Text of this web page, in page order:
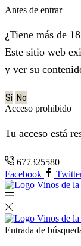
Antes de entrar
¿Tiene más de
Este sitio web
y ver su
Sí No
Acceso prohibido
Tu acceso está
677325580
Facebook
Entrada de